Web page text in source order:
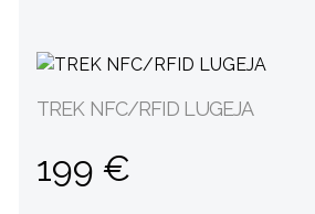
TREK NFC/RFID LUGEJA
199 €